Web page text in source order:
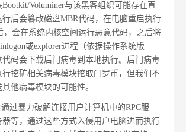
Voluminer与该黑客组织可能存在直
后会篡改磁盘MBR代码，在电脑重启执行
，会在系统内核空间运行恶意代码，之后将
或explorer进程（依据操作系统版
码会下载后门病毒到本地执行。后门病毒
挖矿相关病毒模块挖取门罗币，但我们不
他病毒模块的可能性。
过暴力破解连接用户计算机中的RPC服
等，通过这些方式入侵用户电脑进而执行